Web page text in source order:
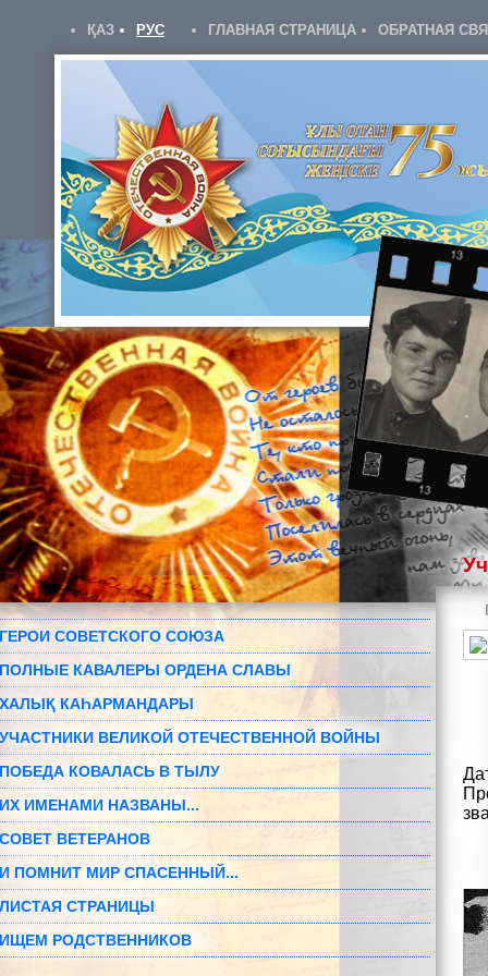
ҚАЗ РУС ГЛАВНАЯ СТРАНИЦА ОБРАТНАЯ
ГЕРОИ СОВЕТСКОГО СОЮЗА
ПОЛНЫЕ КАВАЛЕРЫ ОРДЕНА СЛАВЫ
ХАЛЫҚ КАҺАРМАНДАРЫ
УЧАСТНИКИ ВЕЛИКОЙ ОТЕЧЕСТВЕННОЙ ВОЙНЫ
ПОБЕДА КОВАЛАСЬ В ТЫЛУ
ИХ ИМЕНАМИ НАЗВАНЫ...
СОВЕТ ВЕТЕРАНОВ
И ПОМНИТ МИР СПАСЕННЫЙ...
ЛИСТАЯ СТРАНИЦЫ
ИЩЕМ РОДСТВЕННИКОВ